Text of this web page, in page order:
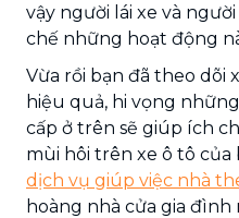
vậy người lái xe và
chế những hoạt động
Vừa rồi bạn đã theo dõi
hiệu quả, hi vọng
cấp ở trên sẽ giúp ích
mùi hôi trên xe ô tô
dịch vụ giúp việc nhà
hoàng nhà cửa gia đình